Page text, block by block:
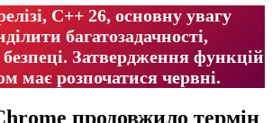
C++ 26, основну увагу
багатозадачності,
безпеці. Затвердження функцій
має розпочатися червні.
продовжило термін